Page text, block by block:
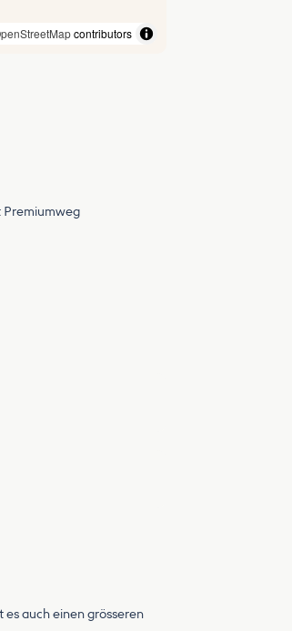
contributors
Premiumweg
auch einen grösseren